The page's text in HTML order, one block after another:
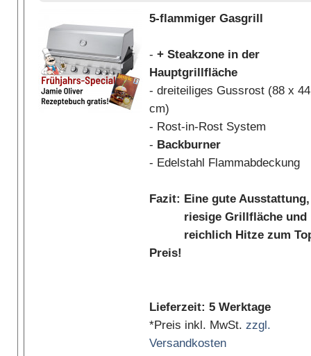
5-flammiger Gasgrill
- + Steakzone in der
Hauptgrillfläche
- dreiteiliges Gussrost (88 x 44
cm)
- Rost-in-Rost System
- Backburner
- Edelstahl Flammabdeckung
Fazit: Eine gute Ausstattung,
riesige Grillfläche und
reichlich Hitze zum
Preis!
Lieferzeit: 5 Werktage
*Preis inkl. MwSt. zzgl.
Versandkosten